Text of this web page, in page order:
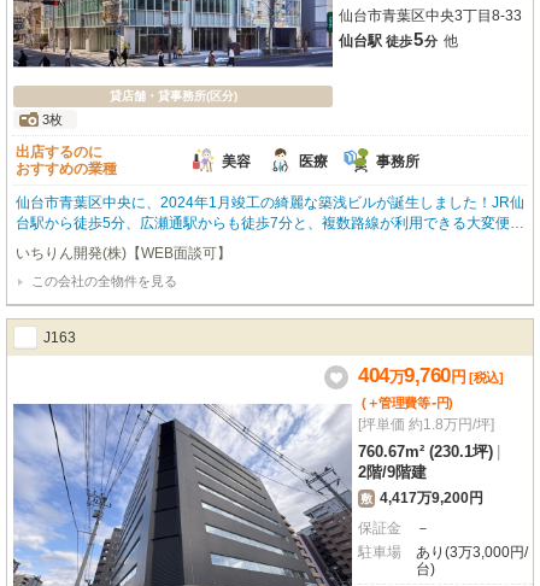
貸店舗・貸事務所(区分)
3枚
仙台市青葉区中央3丁目8-33
仙台駅 徒歩5分 他
出店するのに
おすすめの業種
美容 医療 事務所
仙台市青葉区中央に、2024年1月竣工の綺麗な築浅ビルが誕生しました！JR仙
台駅から徒歩5分、広瀬通駅からも徒歩7分と、複数路線が利用できる大変便利
な駅前立地が魅力です。周辺にはスターバックスやコンビニ、銀行、ドラッグ
ストアなどが充実しており、ビジネスを強力にサポートしてくれる環境が整っ
ています。広々とした539.41㎡の空間は、OAフロアや個別空調、24時間セキ
ュリティを完備。快適なオフィス環境はもちろん、美容・健康・介護、医療関
連の事業所としてもおすすめです。エレベーターや男女別トイレ、光ファイバ
ーも整い、24時間ご利用いただけるのも嬉しいポイントですね。事務所以外の
業種もご相談いただけますので、ぜひ新しいビジネスの拠点として、この素晴
らしい空間をご検討ください。お問い合わせを心よりお待ちしております。
いちりん開発(株)【WEB面談可】
この会社の全物件を見る
J163
404万9,760円 [税込]
(＋管理費等-円)
[坪単価 約1.8万円/坪]
760.67m² (230.1坪)
2階/9階建
敷 4,417万9,200円
保証金
－
駐車場
あり(3万3,000円/
台)